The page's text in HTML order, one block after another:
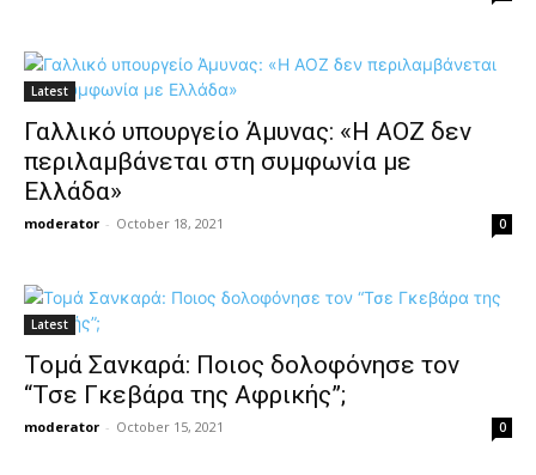
Latest
Γαλλικό υπουργείο Άμυνας: «Η ΑΟΖ δεν
περιλαμβάνεται στη συμφωνία με
Ελλάδα»
moderator - October 18, 2021 0
Latest
Τομά Σανκαρά: Ποιος δολοφόνησε τον
“Τσε Γκεβάρα της Αφρικής”;
moderator - October 15, 2021 0